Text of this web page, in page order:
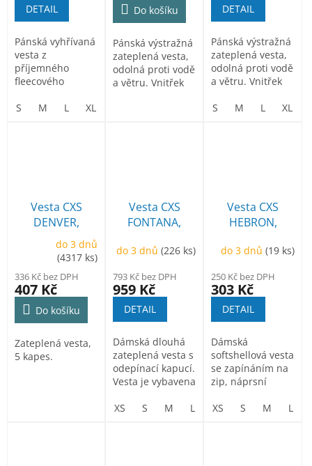
DETAIL
Pánská vyhřívaná
vesta z
příjemného
fleecového
protižmolkující
S M L XL
Do košíku
Pánská výstražná
zateplená vesta,
odolná proti vodě
a větru. Vnitřek
DETAIL
Pánská výstražná
zateplená vesta,
odolná proti vodě
a větru. Vnitřek
příjemného...
S M L XL
Vesta CXS
DENVER,
pánská, zimní
do 3 dnů
(4317 ks)
336 Kč bez DPH
407 Kč
Do košíku
Zateplená vesta,
5 kapes.
Vesta CXS
FONTANA,
dlouhá,
do 3 dnů(226 ks)
793 Kč bez DPH
959 Kč
DETAIL
Dámská dlouhá
zateplená vesta s
odepínací kapucí.
Vesta je vybavena
zipem,...
XS S M L XL 2XL
Vesta CXS
HEBRON,
červená
do 3 dnů (19 ks)
250 Kč bez DPH
303 Kč
DETAIL
Dámská
softshellová vesta
se zapínáním na
zip, náprsní
boční kapsy na...
XS S M L